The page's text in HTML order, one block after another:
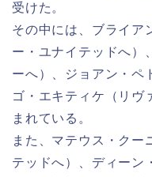
受けた。
その中には、ブライア
ー・ユナイテッドへ）
ーへ）、ジョアン・ペ
ゴ・エキティケ（リヴ
まれている。
また、マテウス・クー
テッドへ）、ディーン